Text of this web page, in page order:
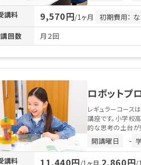
講料 9,570円/1ヶ月
初期費用： な
回数
月２回
ロボットプ
レギュラーコース
講座です。小学校
的な思考の土台が
開講曜日 -
講料 11,440円/1ヶ月 2,860円/